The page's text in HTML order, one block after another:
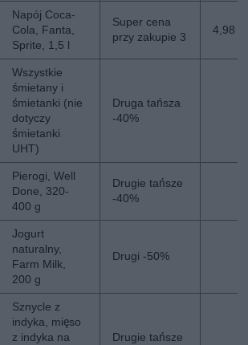
Napój Coca-
Cola, Fanta,
Sprite, 1,5 l
Super cena
przy zakupie 3
4,98
Wszystkie
śmietany i
śmietanki (nie
dotyczy
śmietanki
UHT)
Druga tańsza
-40%
Pierogi, Well
Done, 320-
400 g
Drugie tańsze
-40%
Jogurt
naturalny,
Farm Milk,
200 g
Drugi -50%
Sznycle z
indyka, mięso
z indyka na
Drugie tańsze